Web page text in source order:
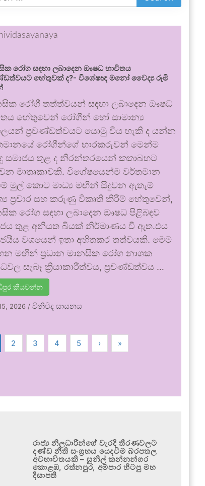
රෝග සඳහා ලබාදෙන ඖෂධ භාවිතය
හේතුවක් ද?- විශේෂඥ මනෝ වෛද්‍ය රූමි
රෝගී තත්ත්වයන් සඳහා ලබාදෙන ඖෂධ
හේතුවෙන් රෝගීන් හෝ සාමාන්‍ය
ප්‍රචණ්ඩත්වයට යොමු විය හැකි ද යන්න
රෝගීන්ගේ භාරකරුවන් මෙන්ම
සමාජය තුළ ද නිරන්තරයෙන් කතාබහට
මාතෘකාවකි. විශේෂයෙන්ම වර්තමාන
මුල් කොට මාධ්‍ය මඟින් සිදුවන ඇතැම්
ප්‍රචාර සහ කරුණු විකෘති කිරීම් හේතුවෙන්,
රෝග සඳහා ලබාදෙන ඖෂධ පිළිබඳව
තුළ අනියත බියක් නිර්මාණය වී ඇත.එය
වශයෙන් ඉතා අහිතකර තත්වයකි. මෙම
මඟින් ප්‍රධාන මානසික රෝග නාශක
සැබෑ ක්‍රියාකාරීත්වය, ප්‍රචණ්ඩත්වය …
කියවන්න
2026 /විනිවිද සායනය
2 3 4 5 › »
රාජ්‍ය නිලධාරීන්ගේ වැරදි තීරණවලට
දණ්ඩ නීති සංග්‍රහය යෙදවීම බරපතල
අවභාවිතයකි – සුනිල් කන්නන්ගර
කොළඹ, රත්නපුර, අම්පාර හිටපු මහ
දිසාපති